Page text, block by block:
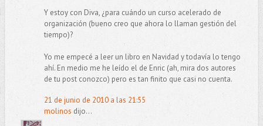
Y estoy con Diva, ¿para cuándo un curso acelerado de
organización (bueno creo que ahora lo llaman gestión del
tiempo)?
Yo me empecé a leer un libro en Navidad y todavía lo tengo
ahí. En medio me he leído el de Enric (ah, mira dos autores
de tu post conozco) pero es tan finito que casi no cuenta.
21 de junio de 2010 a las 21:55
molinos dijo...